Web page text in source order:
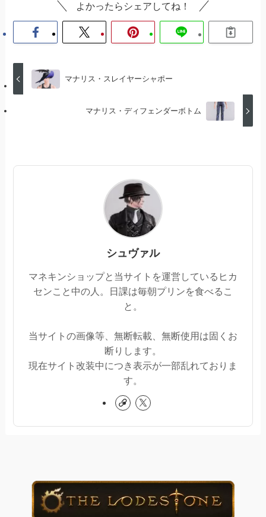
よかったらシェアしてね！
マナリス・スレイヤーシャポー
マナリス・ディフェンダーボトム
シュヴァル
マネキンショップと当サイトを運営しているヒカ
センこと中の人。日課は毎朝プリンを食べるこ
と。
当サイトの画像等、無断転載、無断使用は固くお
断りします。
現在サイト改装中につき表示が一部乱れておりま
す。